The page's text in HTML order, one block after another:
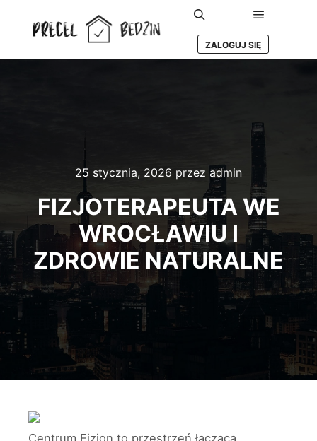
Szukaj Główne
ZALOGUJ SIĘ
25 stycznia, 2026 przez admin
FIZJOTERAPEUTA WE
WROCŁAWIU I
ZDROWIE NATURALNE
Centrum Fizjon to przestrzeń łącząca